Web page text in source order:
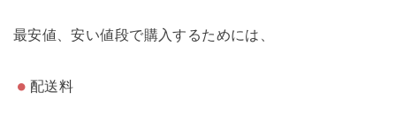
最安値、安い値段で購入するためには、
配送料